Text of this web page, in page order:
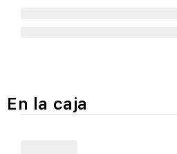
En la caja